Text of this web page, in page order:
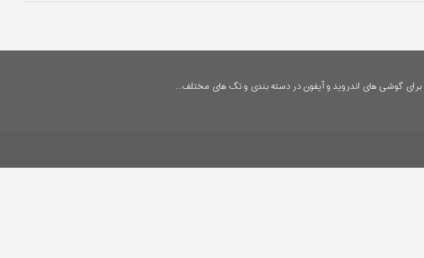
گوشی های اندروید و آیفون در دسته بندی و تگ های مختلف...